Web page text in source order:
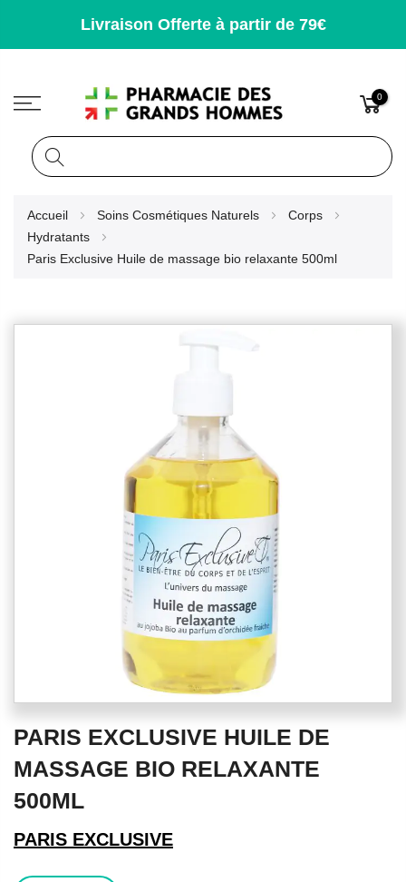
Livraison Offerte à partir de 79€
0
contenu
Accueil Soins Cosmétiques Naturels
Corps
Hydratants
Paris Exclusive Huile de massage bio relaxante 500ml
to
beginning
of
images
PARIS EXCLUSIVE HUILE DE
MASSAGE BIO RELAXANTE
500ML
PARIS EXCLUSIVE